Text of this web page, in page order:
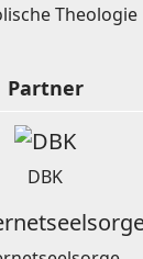
Theologie
Partner
DBK